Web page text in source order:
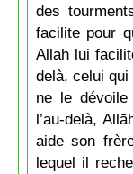
des
facilite pour
Allāh lui
delà, celui
ne le
l’au-delà,
aide son
lequel il